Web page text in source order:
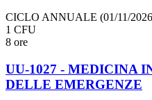
CICLO ANNUALE (01/11/
1 CFU
8 ore
UU-1027 - MEDICINA
DELLE EMERGENZE